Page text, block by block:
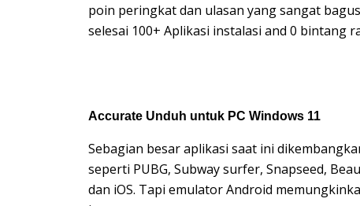
poin peringkat dan ulasan yang sangat
selesai 100+ Aplikasi instalasi and 0
Accurate Unduh untuk PC Windows 11
Sebagian besar aplikasi saat ini
seperti PUBG, Subway surfer, Snapseed,
dan iOS. Tapi emulator Android